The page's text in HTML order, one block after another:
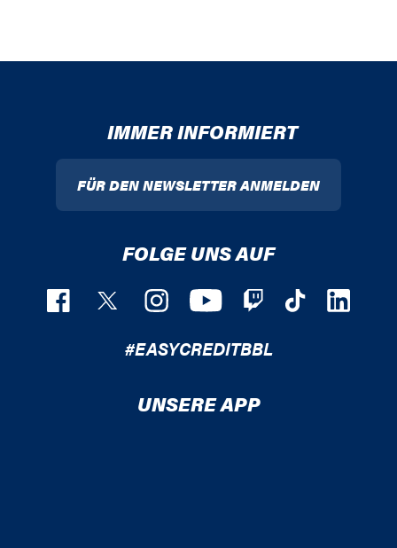
IMMER INFORMIERT
FÜR DEN NEWSLETTER ANMELDEN
FOLGE UNS AUF
#EASYCREDITBBL
UNSERE APP